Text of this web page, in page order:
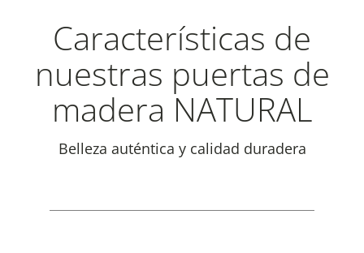
Características de
nuestras puertas de
madera NATURAL
Belleza auténtica y calidad duradera